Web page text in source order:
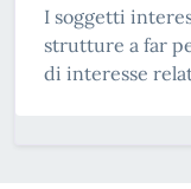
I soggetti
strutture a far
di interesse